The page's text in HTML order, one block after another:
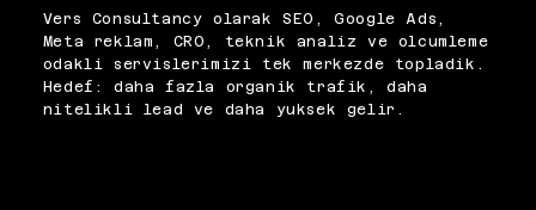
Vers Consultancy olarak SEO, Google Ads,
Meta reklam, CRO, teknik analiz ve olcumleme
odakli servislerimizi tek merkezde topladik.
Hedef: daha fazla organik trafik, daha
nitelikli lead ve daha yuksek gelir.